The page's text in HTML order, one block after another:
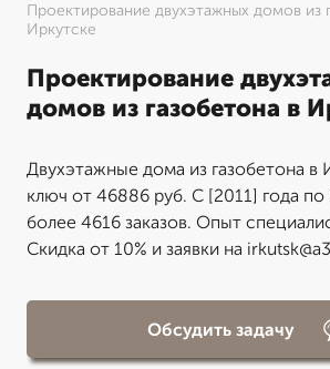
Проектирование двухэтажных домов из
Иркутске
Проектирование
домов из газобетона в
Двухэтажные дома из газобетона в
ключ от 46886 руб. С [2011] года
более 4616 заказов. Опыт
Скидка от 10% и заявки на
Обсудить задачу